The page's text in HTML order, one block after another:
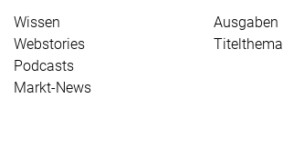
Wissen
Webstories
Podcasts
Markt-News
Ausgaben
Titelthema